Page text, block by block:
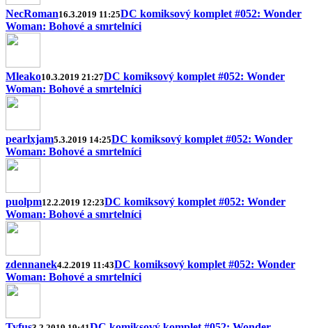
NecRoman16.3.2019 11:25DC komiksový komplet #052: Wonder
Woman: Bohové a smrtelníci
Mleako10.3.2019 21:27DC komiksový komplet #052: Wonder
Woman: Bohové a smrtelníci
pearlxjam5.3.2019 14:25DC komiksový komplet #052: Wonder
Woman: Bohové a smrtelníci
puolpm12.2.2019 12:23DC komiksový komplet #052: Wonder
Woman: Bohové a smrtelníci
zdennanek4.2.2019 11:43DC komiksový komplet #052: Wonder
Woman: Bohové a smrtelníci